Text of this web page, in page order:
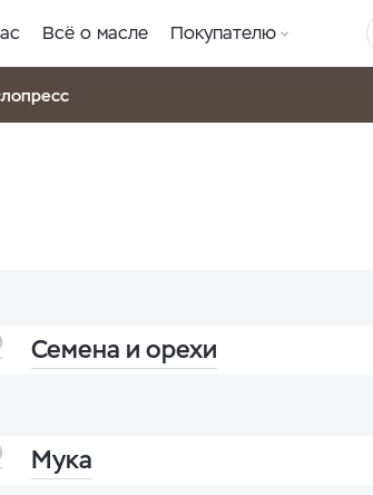
Всё о масле Покупателю
Семена и орехи
Мука